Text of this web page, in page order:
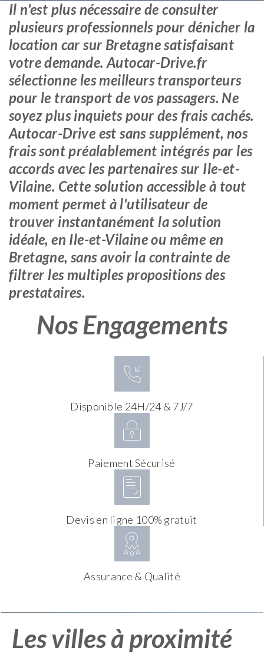
Il n'est plus nécessaire de consulter
plusieurs professionnels pour dénicher la
location car sur Bretagne satisfaisant
votre demande. Autocar-Drive.fr
sélectionne les meilleurs transporteurs
pour le transport de vos passagers. Ne
soyez plus inquiets pour des frais cachés.
Autocar-Drive est sans supplément, nos
frais sont préalablement intégrés par les
accords avec les partenaires sur Ile-et-
Vilaine. Cette solution accessible à tout
moment permet à l'utilisateur de
trouver instantanément la solution
idéale, en Ile-et-Vilaine ou même en
Bretagne, sans avoir la contrainte de
filtrer les multiples propositions des
prestataires.
Nos Engagements
Disponible 24H/24 & 7J/7
Paiement Sécurisé
Devis en ligne 100% gratuit
Assurance & Qualité
Les villes à proximité